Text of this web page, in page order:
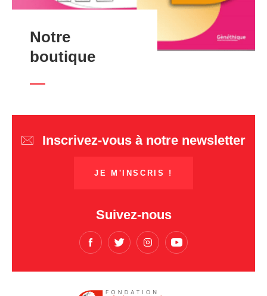
Notre
boutique
Inscrivez-vous à notre newsletter
JE M'INSCRIS !
Suivez-nous